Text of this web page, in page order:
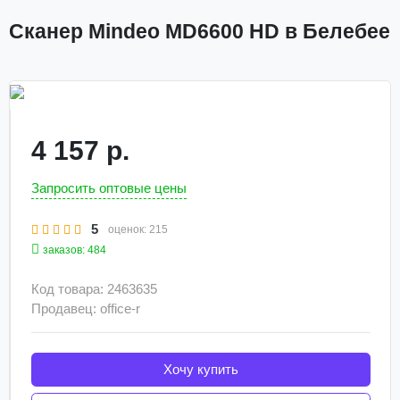
Сканер Mindeo MD6600 HD в Белебее
4 157 р.
Запросить оптовые цены
5 оценок: 215
заказов: 484
Код товара: 2463635
Продавец: office-r
Хочу купить